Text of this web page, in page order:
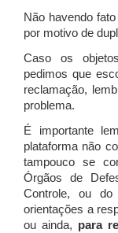
Não havendo
por motivo de
Caso os
pedimos que
reclamação,
problema.
É importante
plataforma não
tampouco se
Órgãos de
Controle, ou
orientações a
ou ainda, para